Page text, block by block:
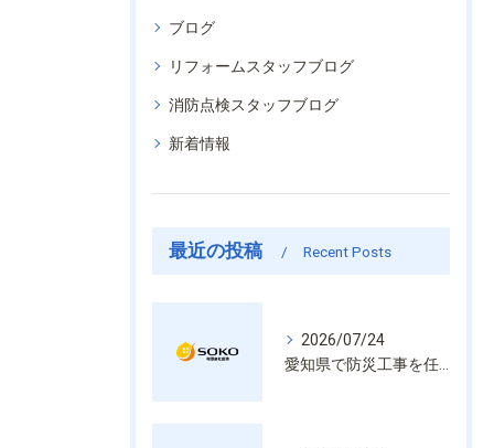
ブログ
リフォームスタッフブログ
消防点検スタッフブログ
新着情報
最近の投稿 Recent Posts
2026/07/24
愛知県で防災工事を任せるなら経験と技術で安心を提供する老舗業者